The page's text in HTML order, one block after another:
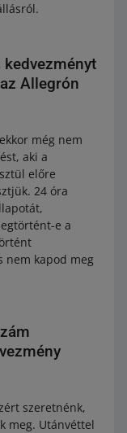
Allegrón
még nem
aki a
előre
24 óra
e a
nem kapod meg
szeretnénk,
meg. Utánvéttel